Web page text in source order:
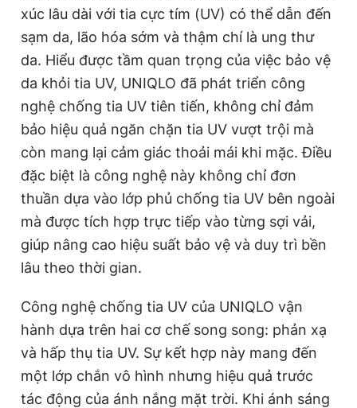
Tiện ích Bạn cần biết
Thông tin tòa soạn Liên hệ quảng cáo
Đọc Thanh Niên trên điện thoại
Hotline
0906 645 777
Liên hệ quảng cáo
0908 780 404
Đặt báo Quảng cáo Tòa soạn Chính sách bảo
xúc lâu dài với tia cực tím (UV) có thể dẫn đến
sạm da, lão hóa sớm và thậm chí là ung thư
da. Hiểu được tầm quan trọng của việc bảo vệ
da khỏi tia UV, UNIQLO đã phát triển công
nghệ chống tia UV tiên tiến, không chỉ đảm
bảo hiệu quả ngăn chặn tia UV vượt trội mà
còn mang lại cảm giác thoải mái khi mặc. Điều
đặc biệt là công nghệ này không chỉ đơn
thuần dựa vào lớp phủ chống tia UV bên ngoài
mà được tích hợp trực tiếp vào từng sợi vải,
giúp nâng cao hiệu suất bảo vệ và duy trì bền
lâu theo thời gian.
Công nghệ chống tia UV của UNIQLO vận
hành dựa trên hai cơ chế song song: phản xạ
và hấp thụ tia UV. Sự kết hợp này mang đến
một lớp chắn vô hình nhưng hiệu quả trước
tác động của ánh nắng mặt trời. Khi ánh sáng